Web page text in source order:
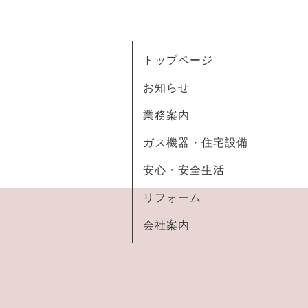
トップページ
お知らせ
業務案内
ガス機器・住宅設備
安心・安全生活
リフォーム
会社案内